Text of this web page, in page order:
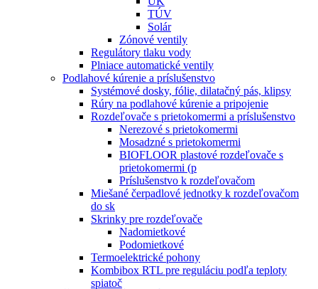
TÚV
Solár
Zónové ventily
Regulátory tlaku vody
Plniace automatické ventily
Podlahové kúrenie a príslušenstvo
Systémové dosky, fólie, dilatačný pás, klipsy
Rúry na podlahové kúrenie a pripojenie
Rozdeľovače s prietokomermi a príslušenstvo
Nerezové s prietokomermi
Mosadzné s prietokomermi
BIOFLOOR plastové rozdeľovače s
prietokomermi (p
Príslušenstvo k rozdeľovačom
Miešané čerpadlové jednotky k rozdeľovačom
do sk
Skrinky pre rozdeľovače
Nadomietkové
Podomietkové
Termoelektrické pohony
Kombibox RTL pre reguláciu podľa teploty
spiatoč